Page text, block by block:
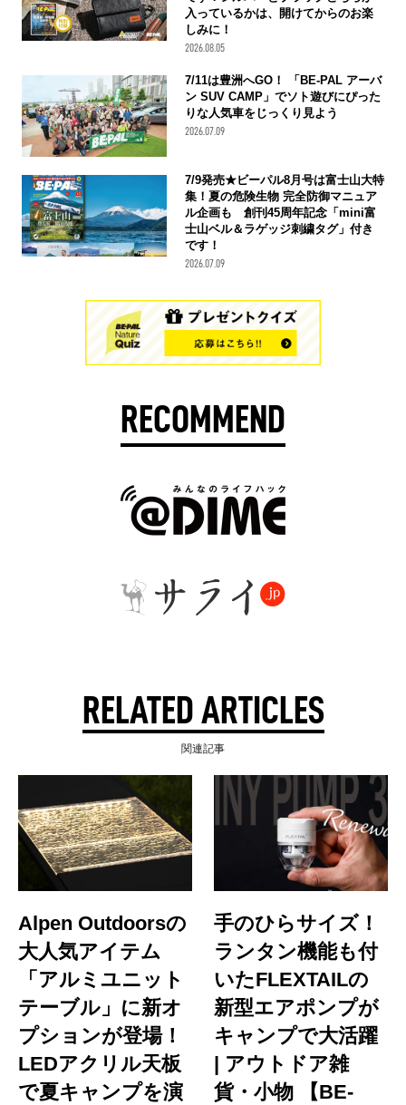
入っているかは、開けてからのお楽
しみに！
2026.08.05
7/11は豊洲へGO！ 「BE-PAL アーバ
ン SUV CAMP」でソト遊びにぴった
りな人気車をじっくり見よう
2026.07.09
7/9発売★ビーパル8月号は富士山大特
集！夏の危険生物 完全防御マニュア
ル企画も 創刊45周年記念「mini富
士山ベル＆ラゲッジ刺繍タグ」付き
です！
2026.07.09
RECOMMEND
RELATED ARTICLES
関連記事
Alpen Outdoorsの
大人気アイテム
「アルミユニット
テーブル」に新オ
プションが登場！
LEDアクリル天板
で夏キャンプを演
手のひらサイズ！
ランタン機能も付
いたFLEXTAILの
新型エアポンプが
キャンプで大活躍
| アウトドア雑
貨・小物 【BE-